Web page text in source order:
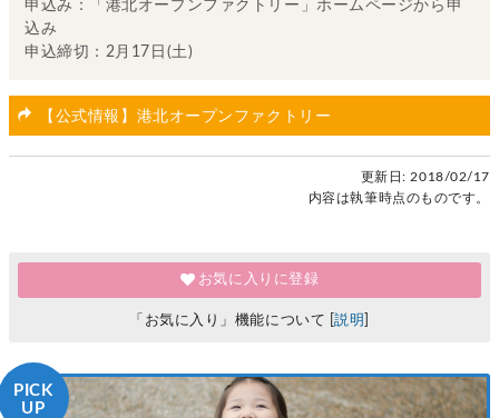
申込み：「港北オープンファクトリー」ホームページから申
込み
申込締切：2月17日(土)
【公式情報】港北オープンファクトリー
更新日: 2018/02/17
内容は執筆時点のものです。
お気に入りに登録
「お気に入り」機能について [説明
PICK
UP